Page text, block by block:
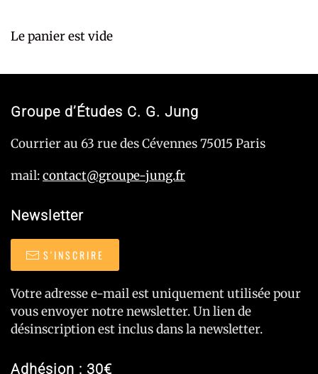
Le panier est vide
Groupe d’Études C. G. Jung
Courrier au 63 rue des Cévennes 75015 Paris
mail:contact@groupe-jung.fr
Newsletter
S'INSCRIRE
Votre adresse e-mail est uniquement utilisée pour
vous envoyer notre newsletter. Un lien de
désinscription est inclus dans la newsletter.
Adhésion : 30€